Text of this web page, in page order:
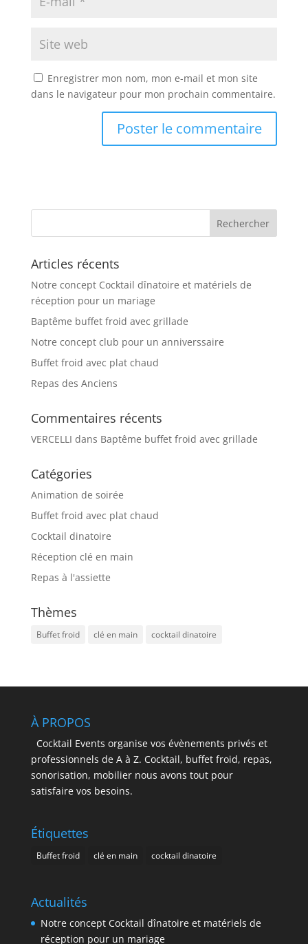
Enregistrer mon nom, mon e-mail et mon site
dans le navigateur pour mon prochain commentaire.
Articles récents
Notre concept Cocktail dînatoire et matériels de
réception pour un mariage
Baptême buffet froid avec grillade
Notre concept club pour un anniverssaire
Buffet froid avec plat chaud
Repas des Anciens
Commentaires récents
VERCELLI dans Baptême buffet froid avec grillade
Catégories
Animation de soirée
Buffet froid avec plat chaud
Cocktail dinatoire
Réception clé en main
Repas à l'assiette
Thèmes
Buffet froid clé en main cocktail dinatoire
À PROPOS
Cocktail Events organise vos évènements privés et
professionnels de A à Z. Cocktail, buffet froid, repas,
sonorisation, mobilier nous avons tout pour
satisfaire vos besoins.
Étiquettes
Buffet froid clé en main cocktail dinatoire
Actualités
Notre concept Cocktail dînatoire et matériels de
réception pour un mariage